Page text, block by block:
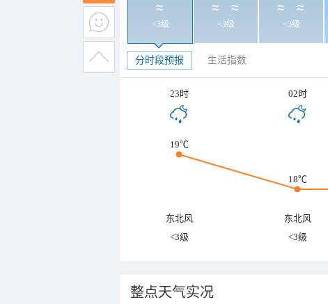
<3级 <3级 <3级
分时段预报 生活指数
23时 02时
19℃
18℃
东北风 东北风
<3级
<3级
整点天气实况